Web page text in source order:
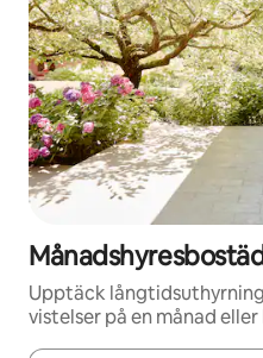
Upptäck
vistelser på en månad eller